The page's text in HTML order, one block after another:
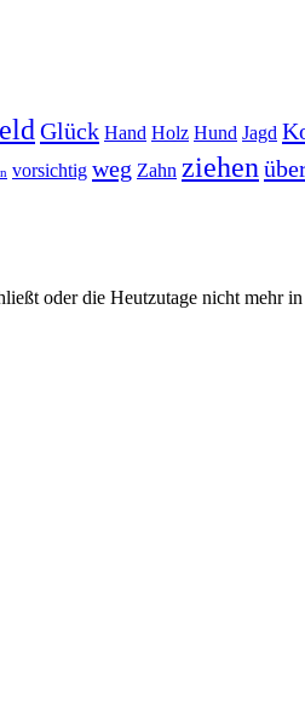
Glück Hand Holz Hund Jagd
vorsichtig weg Zahn ziehen
oder die Heutzutage nicht mehr